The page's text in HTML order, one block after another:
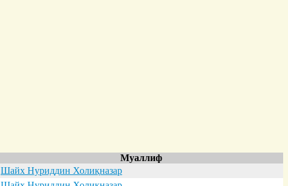
Муаллиф
Шайх Нуриддин Холиқназар